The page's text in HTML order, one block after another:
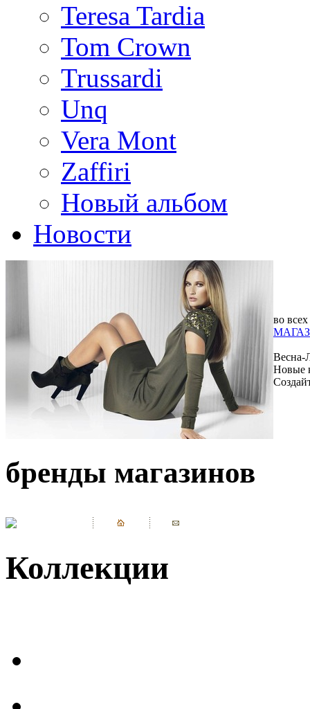
Teresa Tardia
Tom Crown
Trussardi
Unq
Vera Mont
Zaffiri
Новый альбом
Новости
во всех
Весна-
Новые
бренды магазинов
Коллекции